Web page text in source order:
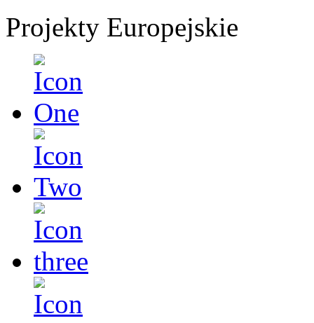
Projekty Europejskie